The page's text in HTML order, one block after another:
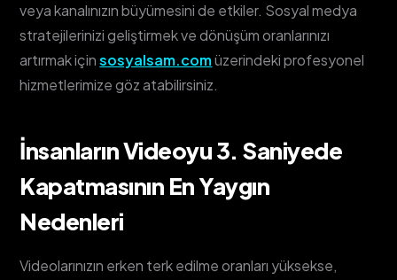
veya kanalınızın büyümesini de etkiler. Sosyal medya
stratejilerinizi geliştirmek ve dönüşüm oranlarınızı
artırmak içinsosyalsam.comüzerindeki profesyonel
hizmetlerimize göz atabilirsiniz.
İnsanların Videoyu 3. Saniyede
Kapatmasının En Yaygın
Nedenleri
Videolarınızın erken terk edilme oranları yüksekse,